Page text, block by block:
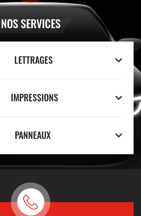
NOS SERVICES
LETTRAGES
IMPRESSIONS
PANNEAUX